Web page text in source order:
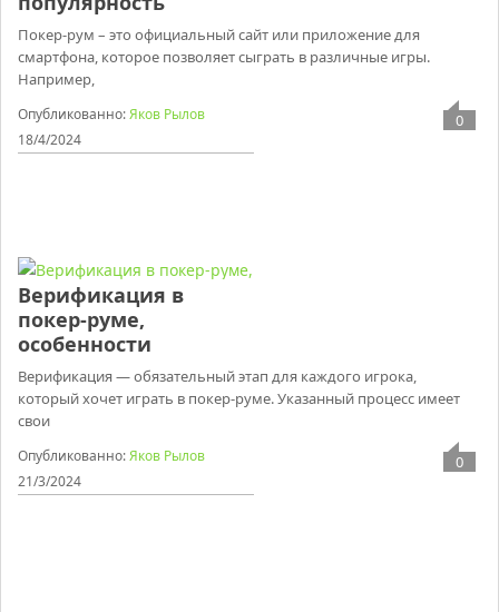
Покер-рум – это официальный сайт или приложение для
смартфона, которое позволяет сыграть в различные игры.
Например,
Опубликованно:Яков Рылов
18/4/2024
0
Верификация в
покер-руме,
особенности
Верификация — обязательный этап для каждого игрока,
который хочет играть в покер-руме. Указанный процесс имеет
свои
Опубликованно:Яков Рылов
21/3/2024
0